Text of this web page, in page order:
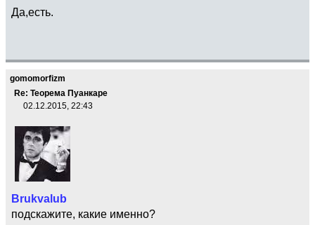
Да,есть.
gomomorfizm
Re: Теорема Пуанкаре
02.12.2015, 22:43
Brukvalub
подскажите, какие именно?